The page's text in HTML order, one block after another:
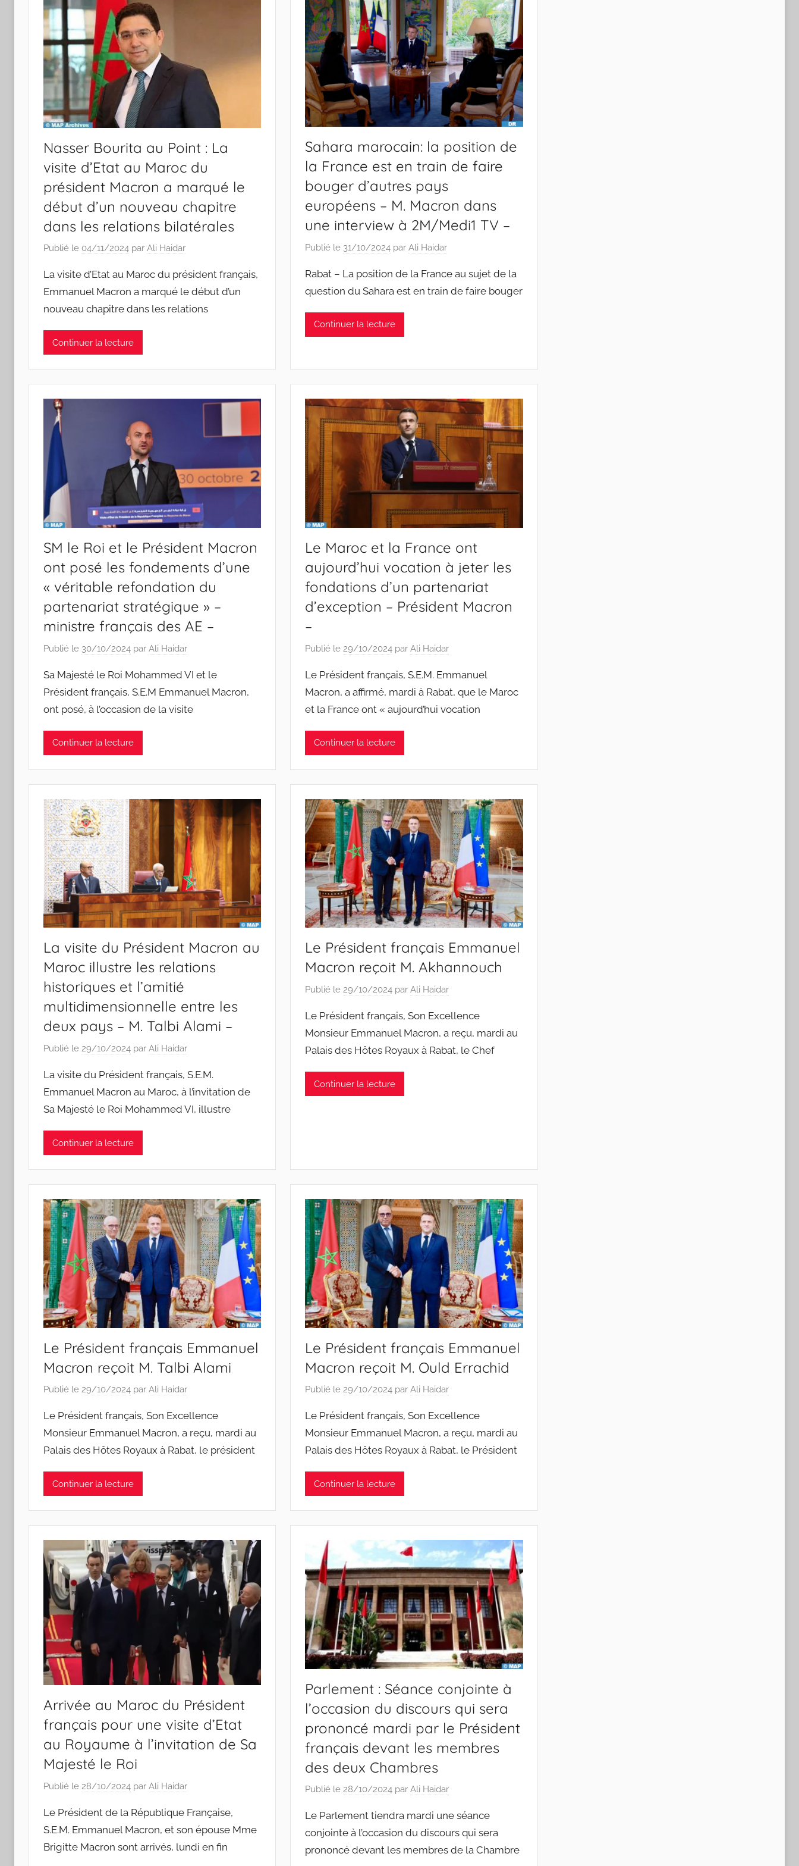
Nasser Bourita au Point : La
visite d’Etat au Maroc du
président Macron a marqué le
début d’un nouveau chapitre
dans les relations bilatérales
Publié le 04/11/2024 par Ali Haidar
La visite d’Etat au Maroc du président français,
Emmanuel Macron a marqué le début d’un
nouveau chapitre dans les relations
Continuer la lecture
Sahara marocain: la position de
la France est en train de faire
bouger d’autres pays
européens – M. Macron dans
une interview à 2M/Medi1 TV –
Publié le 31/10/2024 parAli Haidar
Rabat – La position de la France au sujet de la
question du Sahara est en train de faire bouger
Continuer la lecture
SM le Roi et le Président Macron
ont posé les fondements d’une
« véritable refondation du
partenariat stratégique » –
ministre français des AE –
Publié le 30/10/2024 par Ali Haidar
Sa Majesté le Roi Mohammed VI et le
Président français, S.E.M Emmanuel Macron,
ont posé, à l’occasion de la visite
Continuer la lecture
Le Maroc et la France ont
aujourd’hui vocation à jeter les
fondations d’un partenariat
d’exception – Président Macron
–
Publié le 29/10/2024 parAli Haidar
Le Président français, S.E.M. Emmanuel
Macron, a affirmé, mardi à Rabat, que le Maroc
et la France ont « aujourd’hui vocation
Continuer la lecture
La visite du Président Macron au
Maroc illustre les relations
historiques et l’amitié
multidimensionnelle entre les
deux pays – M. Talbi Alami –
Publié le 29/10/2024 par Ali Haidar
La visite du Président français, S.E.M.
Emmanuel Macron au Maroc, à l’invitation de
Sa Majesté le Roi Mohammed VI, illustre
Continuer la lecture
Le Président français Emmanuel
Macron reçoit M. Akhannouch
Publié le29/10/2024 parAli Haidar
Le Président français, Son Excellence
Monsieur Emmanuel Macron, a reçu, mardi au
Palais des Hôtes Royaux à Rabat, le Chef
Continuer la lecture
Le Président français Emmanuel
Macron reçoit M. Talbi Alami
Publié le 29/10/2024 par Ali Haidar
Le Président français, Son Excellence
Monsieur Emmanuel Macron, a reçu, mardi au
Palais des Hôtes Royaux à Rabat, le président
Continuer la lecture
Le Président français Emmanuel
Macron reçoit M. Ould Errachid
Publié le29/10/2024 parAli Haidar
Le Président français, Son Excellence
Monsieur Emmanuel Macron, a reçu, mardi au
Palais des Hôtes Royaux à Rabat, le Président
Continuer la lecture
Arrivée au Maroc du Président
français pour une visite d’Etat
au Royaume à l’invitation de Sa
Majesté le Roi
Publié le 28/10/2024 par Ali Haidar
Le Président de la République Française,
S.E.M. Emmanuel Macron, et son épouse Mme
Brigitte Macron sont arrivés, lundi en fin
Parlement : Séance conjointe à
l’occasion du discours qui sera
prononcé mardi par le Président
français devant les membres
des deux Chambres
Publié le28/10/2024 parAli Haidar
Le Parlement tiendra mardi une séance
conjointe à l’occasion du discours qui sera
prononcé devant les membres de la Chambre